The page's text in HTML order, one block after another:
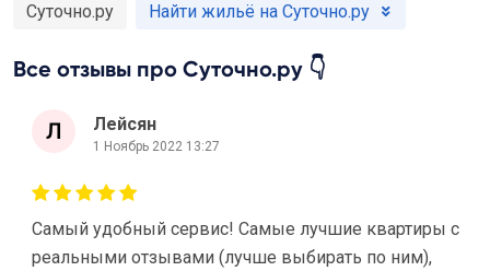
Суточно.ру Найти жильё на Суточно.ру
Все отзывы про Суточно.ру 👇
Лейсян
1 Ноябрь 2022 13:27
Самый удобный сервис! Самые лучшие квартиры с
реальными отзывами (лучше выбирать по ним),